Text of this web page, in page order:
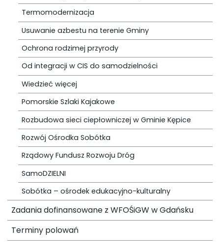
Termomodernizacja
Usuwanie azbestu na terenie Gminy
Ochrona rodzimej przyrody
Od integracji w CIS do samodzielności
Wiedzieć więcej
Pomorskie Szlaki Kajakowe
Rozbudowa sieci ciepłowniczej w Gminie Kępice
Rozwój Ośrodka Sobótka
Rządowy Fundusz Rozwoju Dróg
SamoDZIELNI
Sobótka – ośrodek edukacyjno-kulturalny
Zadania dofinansowane z WFOŚiGW w Gdańsku
Terminy polowań